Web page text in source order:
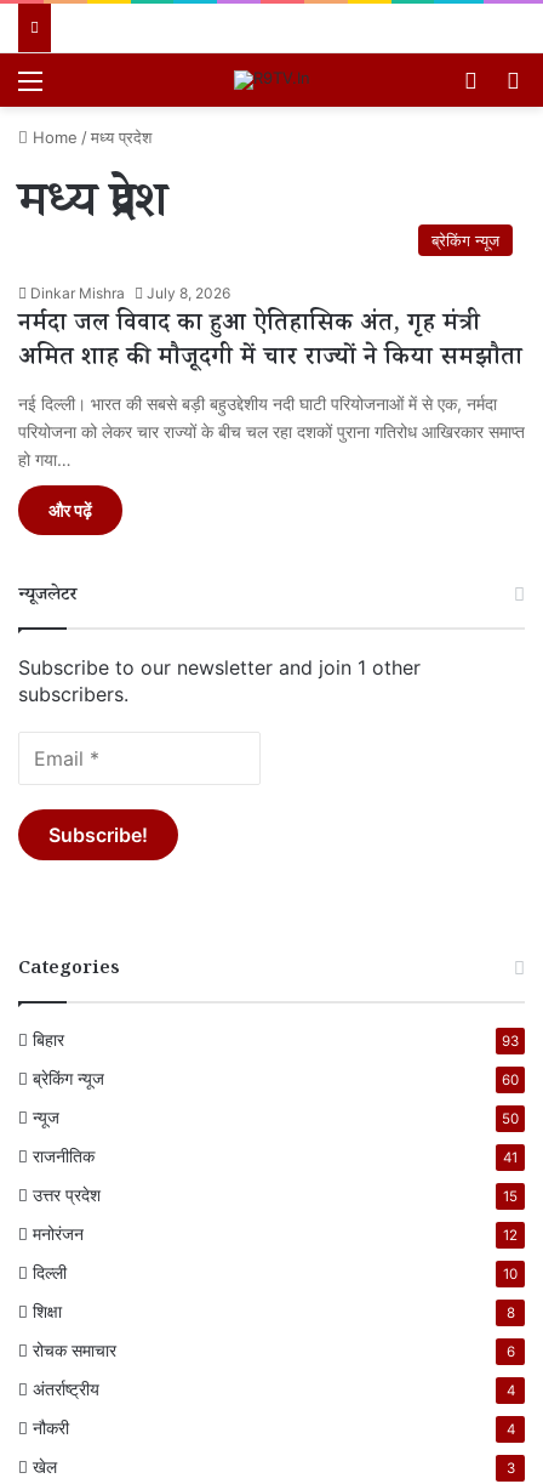
Home /मध्य प्रदेश
मध्य प्रदेश ब्रेकिंग न्यूज
Dinkar Mishra July 8, 2026
नर्मदा जल विवाद का हुआ ऐतिहासिक अंत, गृह मंत्री
अमित शाह की मौजूदगी में चार राज्यों ने किया समझौता
नई दिल्ली। भारत की सबसे बड़ी बहुउद्देशीय नदी घाटी परियोजनाओं में से एक, नर्मदा
परियोजना को लेकर चार राज्यों के बीच चल रहा दशकों पुराना गतिरोध आखिरकार समाप्त
हो गया…
और पढ़ें
न्यूजलेटर
Subscribe to our newsletter and join 1 other
subscribers.
Categories
बिहार 93
ब्रेकिंग न्यूज 60
न्यूज 50
राजनीतिक 41
उत्तर प्रदेश 15
मनोरंजन 12
दिल्ली 10
शिक्षा 8
रोचक समाचार 6
अंतर्राष्ट्रीय 4
नौकरी 4
खेल 3